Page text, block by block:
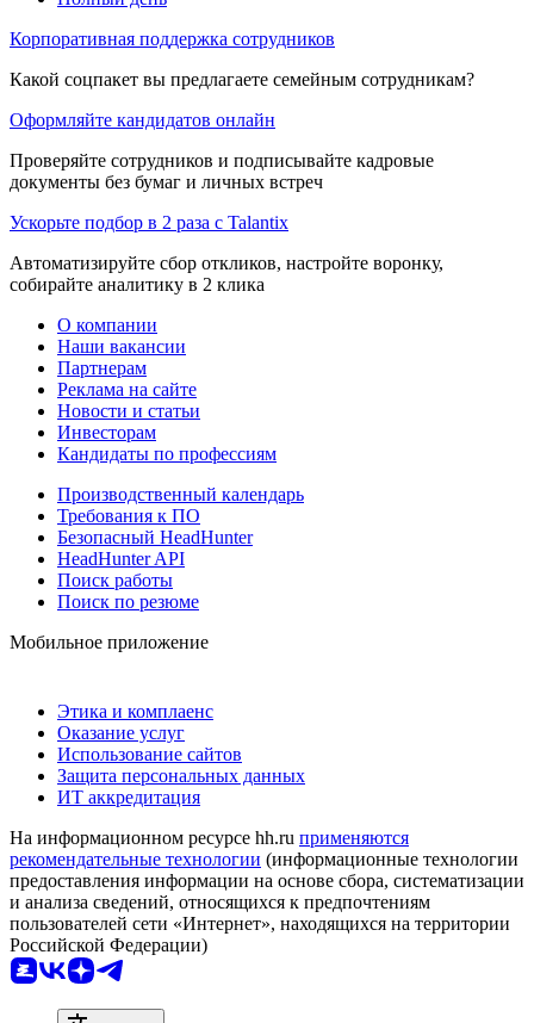
Корпоративная поддержка сотрудников
Какой соцпакет вы предлагаете семейным сотрудникам?
Оформляйте кандидатов онлайн
Проверяйте сотрудников и подписывайте кадровые
документы без бумаг и личных встреч
Ускорьте подбор в 2 раза с Talantix
Автоматизируйте сбор откликов, настройте воронку,
собирайте аналитику в 2 клика
О компании
Наши вакансии
Партнерам
Реклама на сайте
Новости и статьи
Инвесторам
Кандидаты по профессиям
Производственный календарь
Требования к ПО
Безопасный HeadHunter
HeadHunter API
Поиск работы
Поиск по резюме
Мобильное приложение
Этика и комплаенс
Оказание услуг
Использование сайтов
Защита персональных данных
ИТ аккредитация
На информационном ресурсе hh.ru применяются
рекомендательные технологии (информационные технологии
предоставления информации на основе сбора, систематизации
и анализа сведений, относящихся к предпочтениям
пользователей сети «Интернет», находящихся на территории
Российской Федерации)